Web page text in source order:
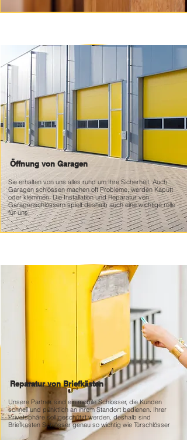
Öffnung von Garagen
Sie erhalten von uns alles rund um Ihre Sicherheit, Auch
Garagen schlössen machen oft Probleme, werden Kaputt
oder klemmen. Die Installation und Reparatur von
Garagenschlössern spielt deshalb auch eine wichtige rolle
für uns.
Reparatur von Briefkästen
Unsere Partner sind ein mobile Schlosser, die Kunden
schnell und pünktlich an ihrem Standort bedienen. Ihrer
Privatsphäre soll geschützt werden, deshalb sind
Briefkasten Schlösser genau so wichtig wie Türschlösser